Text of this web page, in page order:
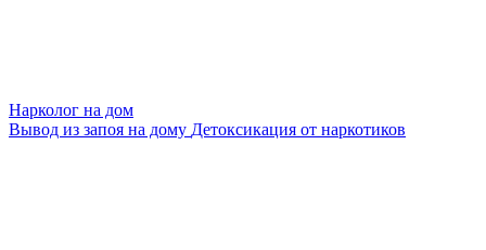
Нарколог на дом
Вывод из запоя на дому Детоксикация от наркотиков